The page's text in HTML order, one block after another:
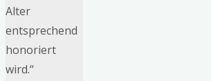
Alter
entsprechend
honoriert
wird.“